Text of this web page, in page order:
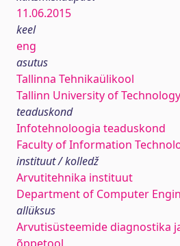
11.06.2015
keel
eng
asutus
Tallinna Tehnikaülikool
Tallinn University of Technology
teaduskond
Infotehnoloogia teaduskond
Faculty of Information
instituut / kolledž
Arvutitehnika instituut
Department of Computer
allüksus
Arvutisüsteemide diagnostika